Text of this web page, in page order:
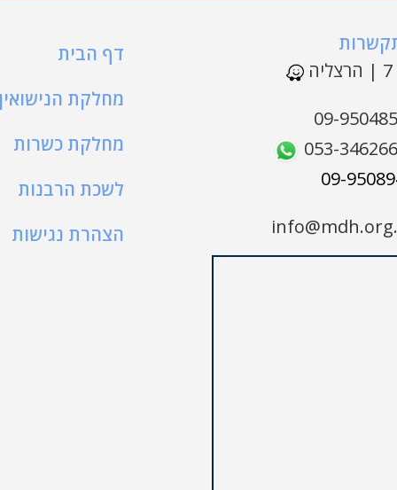
דף הבית
מחלקת הנישואין
מחלקת כשרות
לשכת הרבנות
הצהרת נגישות
09-
053-